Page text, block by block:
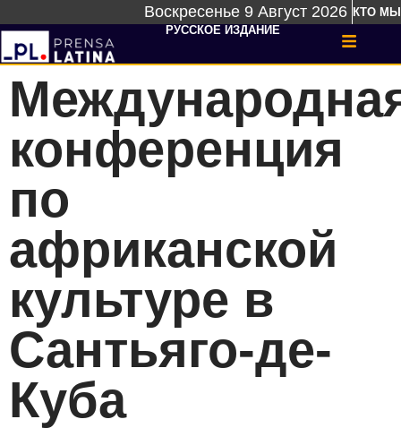
Воскресенье 9 Август 2026 КТО МЫ
РУССКОЕ ИЗДАНИЕ
конференция
по
африканской
культуре в
Сантьяго-де-
Куба